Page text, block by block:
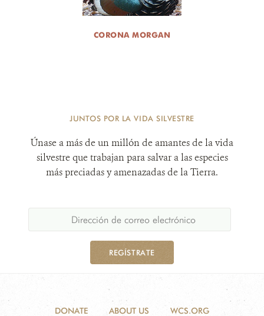
CORONA MORGAN
JUNTOS POR LA VIDA SILVESTRE
Únase a más de un millón de amantes de la vida
silvestre que trabajan para salvar a las especies
más preciadas y amenazadas de la Tierra.
REGÍSTRATE
DONATE ABOUT US WCS.ORG